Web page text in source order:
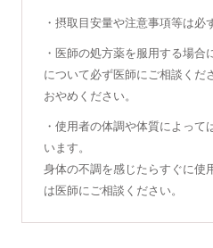
・摂取目安量や注意事項等は必
・医師の処方薬を服用する場合
について必ず医師にご相談くだ
おやめください。
・使用者の体調や体質によっ
います。
身体の不調を感じたらすぐに使
は医師にご相談ください。